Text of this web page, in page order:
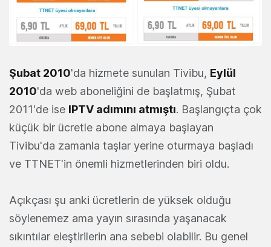
Şubat 2010'da hizmete sunulan Tivibu, Eylül
2010'da web aboneliğini de başlatmış, Şubat
2011'de ise IPTV adımını atmıştı. Başlangıçta çok
küçük bir ücretle abone almaya başlayan
Tivibu'da zamanla taşlar yerine oturmaya başladı
ve TTNET'in önemli hizmetlerinden biri oldu.
Açıkçası şu anki ücretlerin de yüksek olduğu
söylenemez ama yayın sırasında yaşanacak
sıkıntılar eleştirilerin ana sebebi olabilir. Bu genel